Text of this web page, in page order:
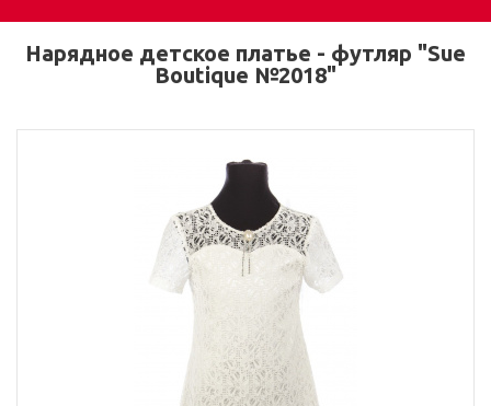
Нарядное детское платье - футляр "Sue
Boutique №2018"